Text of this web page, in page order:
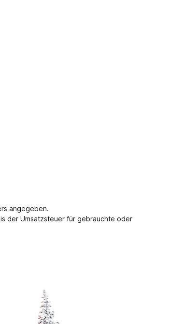
angegeben.
der Umsatzsteuer für gebrauchte oder